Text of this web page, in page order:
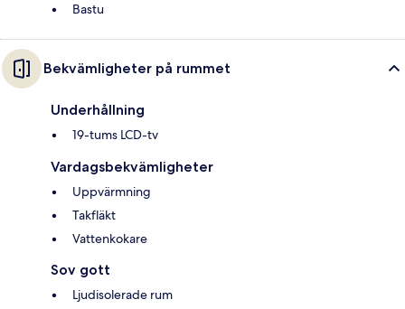
Bastu
Bekvämligheter på rummet
Underhållning
19-tums LCD-tv
Vardagsbekvämligheter
Uppvärmning
Takfläkt
Vattenkokare
Sov gott
Ljudisolerade rum